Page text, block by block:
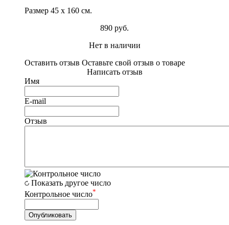
Размер 45 х 160 см.
890 руб.
Нет в наличии
Оставить отзыв Оставьте свой отзыв о товаре
Написать отзыв
Имя
E-mail
Отзыв
Показать другое число
Контрольное число*